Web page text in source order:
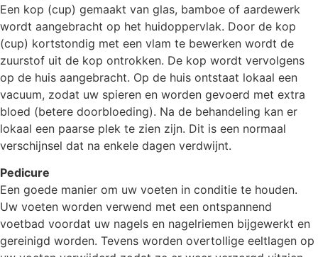
Een kop (cup) gemaakt van glas, bamboe of aardewerk
wordt aangebracht op het huidoppervlak. Door de kop
(cup) kortstondig met een vlam te bewerken wordt de
zuurstof uit de kop ontrokken. De kop wordt vervolgens
op de huis aangebracht. Op de huis ontstaat lokaal een
vacuum, zodat uw spieren en worden gevoerd met extra
bloed (betere doorbloeding). Na de behandeling kan er
lokaal een paarse plek te zien zijn. Dit is een normaal
verschijnsel dat na enkele dagen verdwijnt.
Pedicure
Een goede manier om uw voeten in conditie te houden.
Uw voeten worden verwend met een ontspannend
voetbad voordat uw nagels en nagelriemen bijgewerkt en
gereinigd worden. Tevens worden overtollige eeltlagen op